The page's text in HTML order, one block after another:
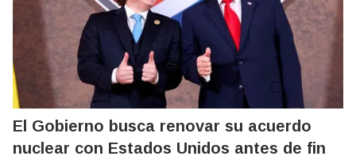
El Gobierno busca renovar su acuerdo
nuclear con Estados Unidos antes de fin